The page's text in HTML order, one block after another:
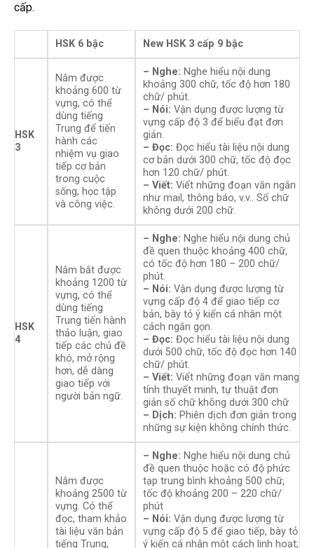
cấp.
HSK 6 bậc New HSK 3 cấp 9 bậc
HSK
3
Nắm được
khoảng 600 từ
vựng, có thể
dùng tiếng
Trung để tiến
hành các
nhiệm vụ giao
tiếp cơ bản
trong cuộc
sống, học tập
và công việc.
– Nghe: Nghe hiểu nội dung
khoảng 300 chữ, tốc độ hơn 180
chữ/ phút.
– Nói: Vận dụng được lượng từ
vựng cấp độ 3 để biểu đạt đơn
giản.
– Đọc: Đọc hiểu tài liệu nội dung
cơ bản dưới 300 chữ, tốc độ đọc
hơn 120 chữ/ phút.
– Viết: Viết những đoạn văn ngắn
như mail, thông báo, v.v.. Số chữ
không dưới 200 chữ.
HSK
4
Nắm bắt được
khoảng 1200 từ
vựng, có thể
dùng tiếng
Trung tiến hành
thảo luận, giao
tiếp các chủ đề
khó, mở rộng
hơn, dễ dàng
giao tiếp với
người bản ngữ.
– Nghe: Nghe hiểu nội dung chủ
đề quen thuộc khoảng 400 chữ,
có tốc độ hơn 180 – 200 chữ/
phút.
– Nói: Vận dụng được lượng từ
vựng cấp độ 4 để giao tiếp cơ
bản, bày tỏ ý kiến cá nhân một
cách ngắn gọn.
– Đọc: Đọc hiểu tài liệu nội dung
dưới 500 chữ, tốc độ đọc hơn 140
chữ/ phút.
– Viết: Viết những đoạn văn mang
tính thuyết minh, tự thuật đơn
giản số chữ không dưới 300 chữ
– Dịch: Phiên dịch đơn giản trong
những sự kiện không chính thức.
Nắm được
khoảng 2500 từ
vựng. Có thể
đọc, tham khảo
tài liệu văn bản
tiếng Trung,
– Nghe: Nghe hiểu nội dung chủ
đề quen thuộc hoặc có độ phức
tạp trung bình khoảng 500 chữ,
tốc độ khoảng 200 – 220 chữ/
phút
– Nói: Vận dụng được lượng từ
vựng cấp độ 5 để giao tiếp, bày tỏ
ý kiến cá nhân một cách linh hoạt;